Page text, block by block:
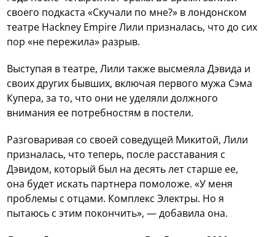
своего подкаста «Скучали по мне?» в лондонском
театре Hackney Empire Лили призналась, что до сих
пор «не пережила» разрыв.
Выступая в театре, Лили также высмеяла Дэвида и
своих других бывших, включая первого мужа Сэма
Купера, за то, что они не уделяли должного
внимания ее потребностям в постели.
Разговаривая со своей соведущей Микитой, Лили
призналась, что теперь, после расставания с
Дэвидом, который был на десять лет старше ее,
она будет искать партнера помоложе. «У меня
проблемы с отцами. Комплекс Электры. Но я
пытаюсь с этим покончить», — добавила она.